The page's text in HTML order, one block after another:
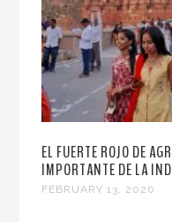
EL FUERTE ROJO DE
IMPORTANTE DE LA
FEBRUARY 13, 2020